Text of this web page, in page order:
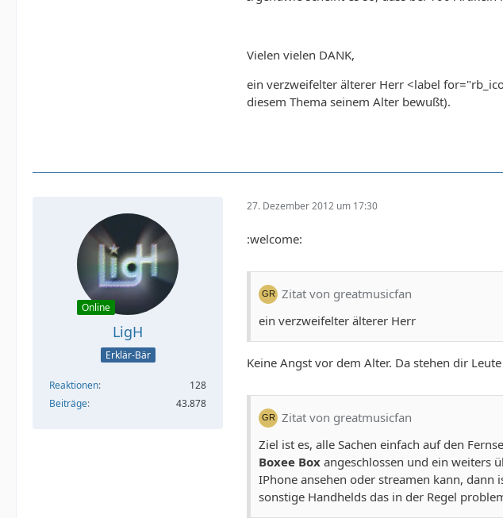
Vielen vielen DANK,
ein verzweifelter älterer Herr <label
diesem Thema seinem Alter bewußt).
Online
LigH
Erklär-Bär
Reaktionen
128
Beiträge
43.878
27. Dezember 2012 um 17:30
:welcome:
Zitat von greatmusicfan
ein verzweifelter älterer Herr
Keine Angst vor dem Alter. Da stehen dir
Zitat von greatmusicfan
Ziel ist es, alle Sachen einfach auf den
Boxee Box angeschlossen und ein weiters
IPhone ansehen oder streamen kann, dann
sonstige Handhelds das in der Regel